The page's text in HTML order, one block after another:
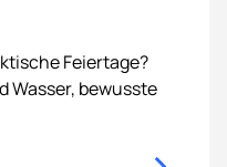
Feiertage?
Wasser, bewusste